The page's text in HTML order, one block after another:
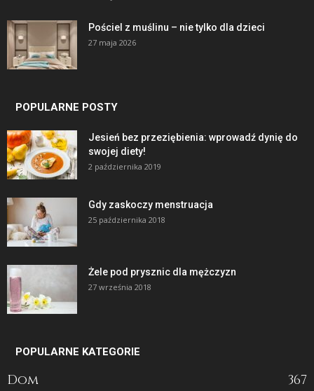
Pościel z muślinu – nie tylko dla dzieci
27 maja 2026
POPULARNE POSTY
Jesień bez przeziębienia: wprowadź dynię do
swojej diety!
2 października 2019
Gdy zaskoczy menstruacja
25 października 2018
Żele pod prysznic dla mężczyzn
27 września 2018
POPULARNE KATEGORIE
Dom
367